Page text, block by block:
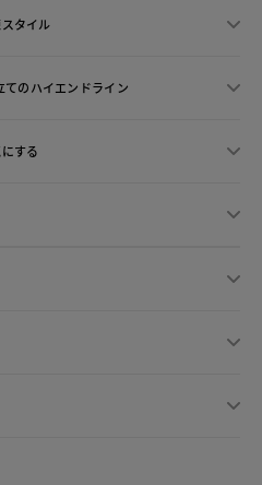
タイル
てのハイエンドライン
する